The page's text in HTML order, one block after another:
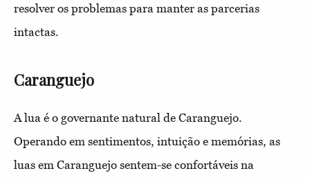
resolver os problemas para manter as parcerias
intactas.
Caranguejo
A lua é o governante natural de Caranguejo.
Operando em sentimentos, intuição e memórias, as
luas em Caranguejo sentem-se confortáveis ​​na